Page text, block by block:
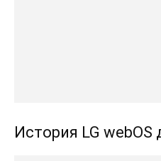
История LG webOS